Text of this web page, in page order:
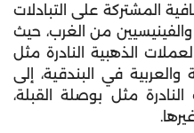
المشتركة على التبادلات
من الغرب، حيث
الذهبية النادرة مثل
والعربية في البندقية، إلى
مثل بوصلة القبلة،